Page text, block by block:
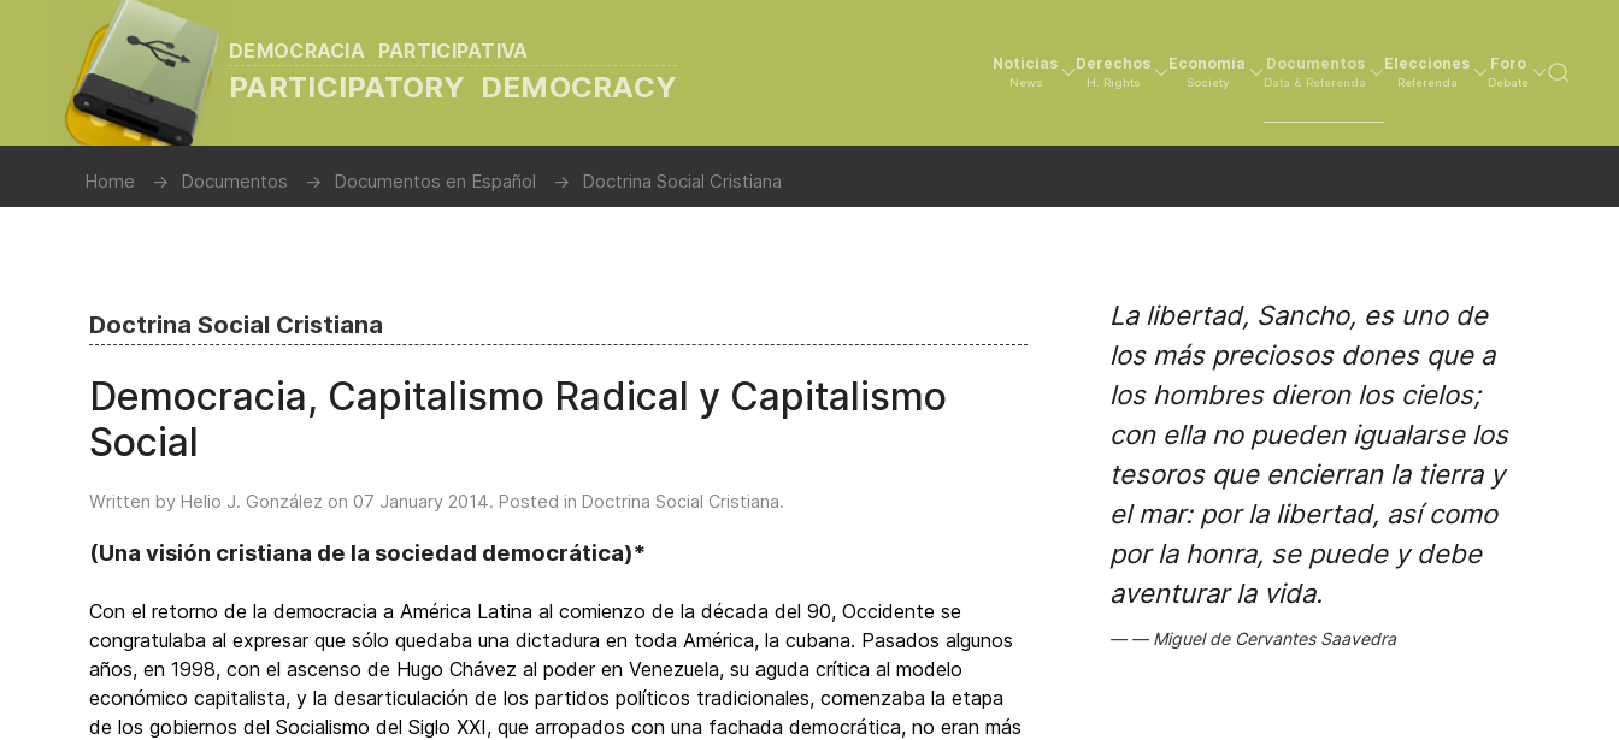
DEMOCRACIA PARTICIPATIVA
PARTICIPATORY DEMOCRACY
Noticias
News
Derechos
H. Rights
Economía
Society
Documentos
Data & Referenda
Elecciones
Referenda
Foro
Debate
Home Documentos Documentos en Español Doctrina Social Cristiana
Doctrina Social Cristiana
Democracia, Capitalismo Radical y Capitalismo
Social
Written by Helio J. González on 07 January 2014. Posted in Doctrina Social Cristiana.
(Una visión cristiana de la sociedad democrática)*
Con el retorno de la democracia a América Latina al comienzo de la década del 90, Occidente se
congratulaba al expresar que sólo quedaba una dictadura en toda América, la cubana. Pasados algunos
años, en 1998, con el ascenso de Hugo Chávez al poder en Venezuela, su aguda crítica al modelo
económico capitalista, y la desarticulación de los partidos políticos tradicionales, comenzaba la etapa
de los gobiernos del Socialismo del Siglo XXI, que arropados con una fachada democrática, no eran más
La libertad, Sancho, es uno de
los más preciosos dones que a
los hombres dieron los cielos;
con ella no pueden igualarse los
tesoros que encierran la tierra y
el mar: por la libertad, así como
por la honra, se puede y debe
aventurar la vida.
Miguel de Cervantes Saavedra